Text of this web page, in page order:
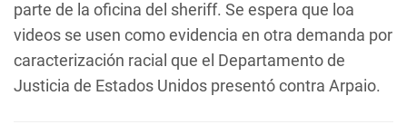
parte de la oficina del sheriff. Se espera que loa
videos se usen como evidencia en otra demanda por
caracterización racial que el Departamento de
Justicia de Estados Unidos presentó contra Arpaio.